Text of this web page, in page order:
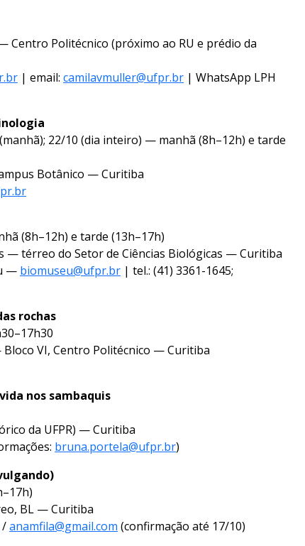
Centro Politécnico (próximo ao RU e prédio da
| email: camilavmuller@ufpr.br | WhatsApp LPH
22/10 (dia inteiro) — manhã (8h–12h) e tarde
Botânico — Curitiba
(8h–12h) e tarde (13h–17h)
— térreo do Setor de Ciências Biológicas — Curitiba
— biomuseu@ufpr.br | tel.: (41) 3361-1645;
rochas
VI, Centro Politécnico — Curitiba
nos sambaquis
da UFPR) — Curitiba
bruna.portela@ufpr.br)
BL — Curitiba
/anamfila@gmail.com (confirmação até 17/10)